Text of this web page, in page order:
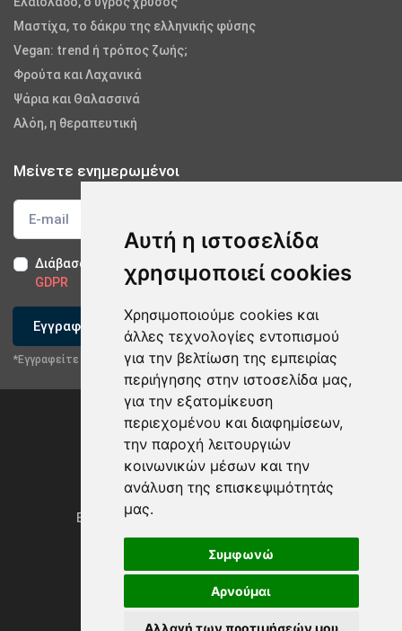
Αυτή η ιστοσελίδα
χρησιμοποιεί cookies
Χρησιμοποιούμε cookies και
άλλες τεχνολογίες εντοπισμού
για την βελτίωση της εμπειρίας
περιήγησης στην ιστοσελίδα μας,
για την εξατομίκευση
περιεχομένου και διαφημίσεων,
την παροχή λειτουργιών
κοινωνικών μέσων και την
ανάλυση της επισκεψιμότητάς
μας.
Συμφωνώ
Αρνούμαι
Αλλαγή των προτιμήσεών μου
Μαστίχα, το δάκρυ της ελληνικής φύσης
Vegan: trend ή τρόπος ζωής;
Φρούτα και Λαχανικά
Ψάρια και Θαλασσινά
Αλόη, η θεραπευτική
Μείνετε ενημερωμένοι
Διάβασα και αποδέχομαι τους Όρους Χρήσης -
Δήλωση
GDPR
Εγγραφείτε
*Εγγραφείτε στο newsletter μας
Privacy Policy & GDPR
Ενημέρωση προτιμήσεων των cookies
Powered byrmi.gr